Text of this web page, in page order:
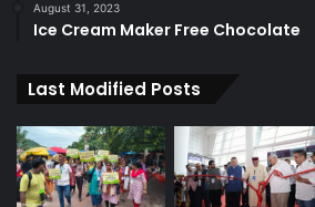
August 31, 2023
Ice Cream Maker Free Chocolate
Last Modified Posts